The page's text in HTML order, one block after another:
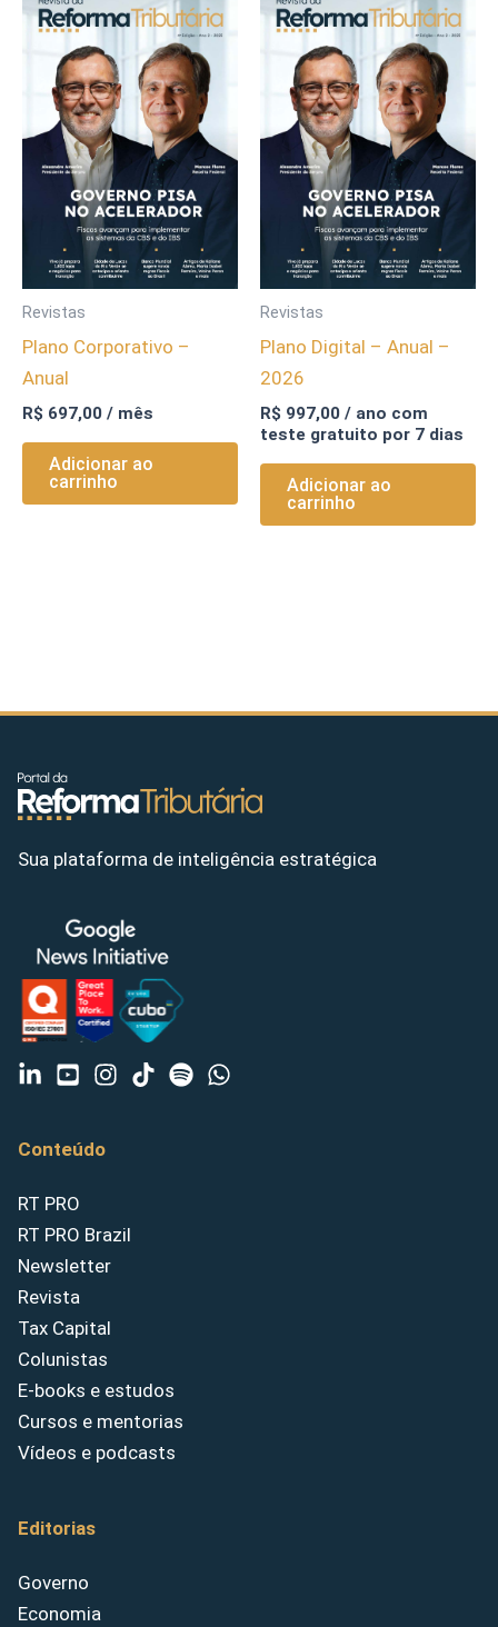
Revistas
Plano Corporativo –
Anual
R$ 697,00 / mês
Adicionar ao
carrinho
Revistas
Plano Digital – Anual –
2026
R$ 997,00 / ano com
teste gratuito por 7 dias
Adicionar ao
carrinho
Sua plataforma de inteligência estratégica
Conteúdo
RT PRO
RT PRO Brazil
Newsletter
Revista
Tax Capital
Colunistas
E-books e estudos
Cursos e mentorias
Vídeos e podcasts
Editorias
Governo
Economia